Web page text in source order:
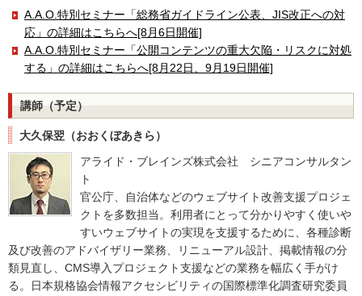
A.A.O.特別セミナー「総務省ガイドライン公表、JIS改正への対
応」の詳細はこちらへ[8月6日開催]
A.A.O.特別セミナー「公開コンテンツの重大欠陥・リスクに対処
する」の詳細はこちらへ[8月22日、9月19日開催]
講師（予定）
大久保翌（おおくぼあきら）
アライド・ブレインズ株式会社 シニアコンサルタン
ト
官公庁、自治体などのウェブサイト改善支援プロジェ
クトを多数担当。利用者にとって分かりやすく使いや
すいウェブサイトの実現を支援するために、各種診断
及び改善のアドバイザリー業務、リニューアル設計、掲載情報の分
類見直し、CMS導入プロジェクト支援などの業務を幅広く手がけ
る。日本規格協会情報アクセシビリティの国際標準化調査研究委員